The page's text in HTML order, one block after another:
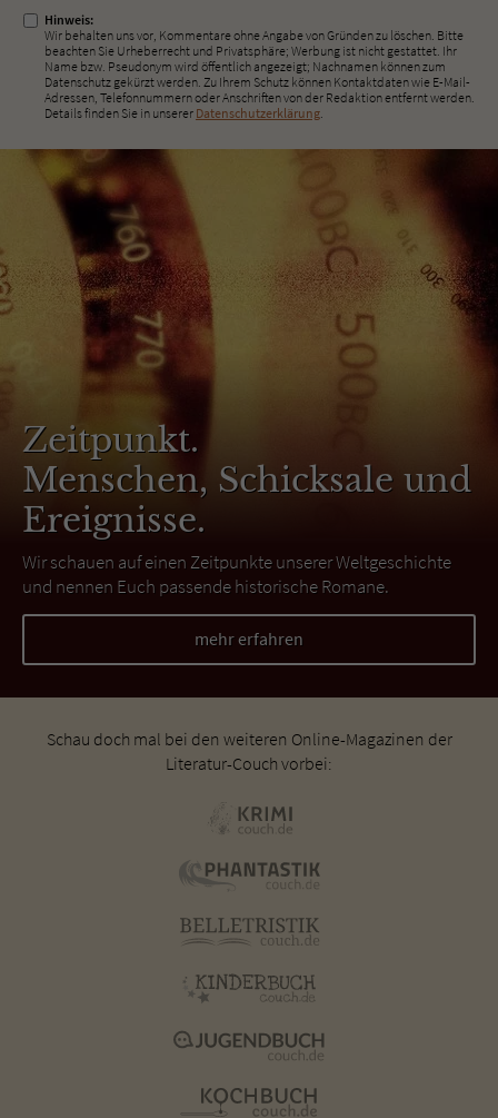
Hinweis:
Wir behalten uns vor, Kommentare ohne Angabe von Gründen zu löschen. Bitte
beachten Sie Urheberrecht und Privatsphäre; Werbung ist nicht gestattet. Ihr
Name bzw. Pseudonym wird öffentlich angezeigt; Nachnamen können zum
Datenschutz gekürzt werden. Zu Ihrem Schutz können Kontaktdaten wie E-Mail-
Adressen, Telefonnummern oder Anschriften von der Redaktion entfernt werden.
Details finden Sie in unserer Datenschutzerklärung
Zeitpunkt.
Menschen, Schicksale und
Ereignisse.
Wir schauen auf einen Zeitpunkte unserer Weltgeschichte
und nennen Euch passende historische Romane.
mehr erfahren
Schau doch mal bei den weiteren Online-Magazinen der
Literatur-Couch vorbei: